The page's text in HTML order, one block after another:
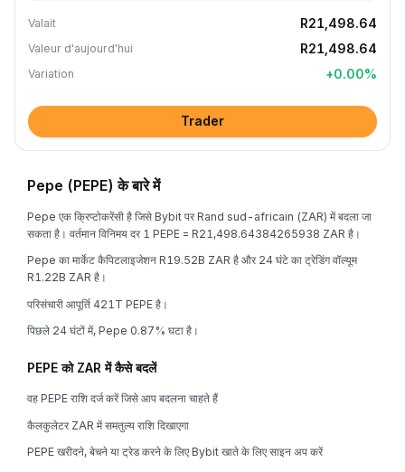
Valait R21,498.64
Valeur d'aujourd'hui R21,498.64
Variation +0.00%
Trader
Pepe (PEPE) के बारे में
Pepe एक क्रिप्टोकरेंसी है जिसे Bybit पर Rand sud-africain (ZAR) में बदला जा
सकता है। वर्तमान विनिमय दर 1 PEPE = R21,498.64384265938 ZAR है।
Pepe का मार्केट कैपिटलाइजेशन R19.52B ZAR है और 24 घंटे का ट्रेडिंग वॉल्यूम
R1.22B ZAR है।
परिसंचारी आपूर्ति 421T PEPE है।
पिछले 24 घंटों में, Pepe 0.87% घटा है।
PEPE को ZAR में कैसे बदलें
वह PEPE राशि दर्ज करें जिसे आप बदलना चाहते हैं
कैलकुलेटर ZAR में समतुल्य राशि दिखाएगा
PEPE खरीदने, बेचने या ट्रेड करने के लिए Bybit खाते के लिए साइन अप करें